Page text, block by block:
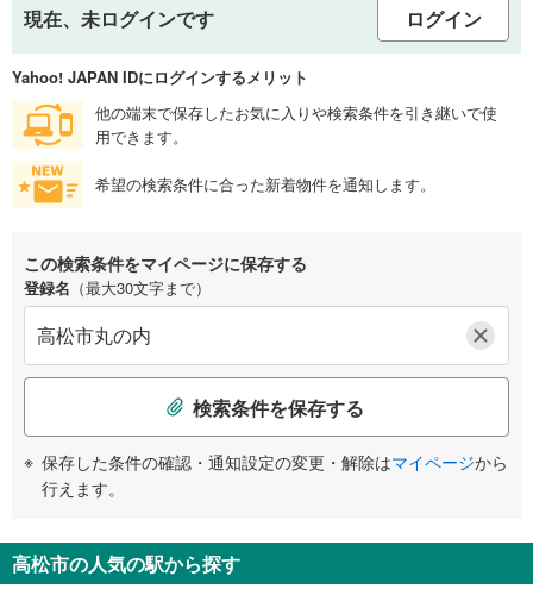
現在、未ログインです ログイン
Yahoo! JAPAN IDにログインするメリット
他の端末で保存したお気に入りや検索条件を引き継いで使
用できます。
希望の検索条件に合った新着物件を通知します。
この検索条件をマイページに保存する
登録名 （最大30文字まで）
検索条件を保存する
保存した条件の確認・通知設定の変更・解除はマイページから
行えます。
高松市の人気の駅から探す